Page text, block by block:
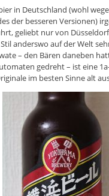
in Deutschland (wohl
der besseren Versionen)
geliebt nur von
anderswo auf der Welt
– den Bären daneben
gedreht – ist eine
im besten Sinne alt